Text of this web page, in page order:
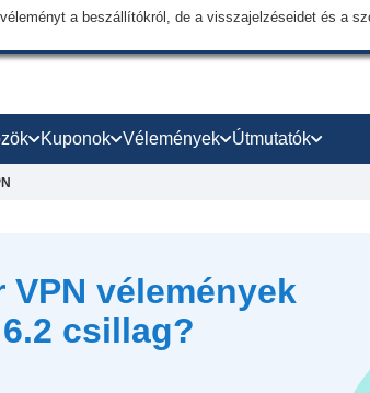
a beszállítókról, de a visszajelzéseidet és a
Kuponok Vélemények Útmutatók
vélemények
csillag?